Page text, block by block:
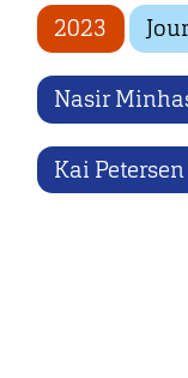
2023
Nasir
Kai Petersen